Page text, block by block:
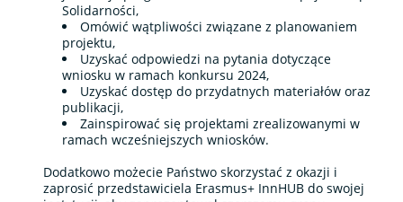
Solidarności,
Omówić wątpliwości związane z planowaniem
projektu,
Uzyskać odpowiedzi na pytania dotyczące
wniosku w ramach konkursu 2024,
Uzyskać dostęp do przydatnych materiałów oraz
publikacji,
Zainspirować się projektami zrealizowanymi w
ramach wcześniejszych wniosków.
Dodatkowo możecie Państwo skorzystać z okazji i
zaprosić przedstawiciela Erasmus+ InnHUB do swojej